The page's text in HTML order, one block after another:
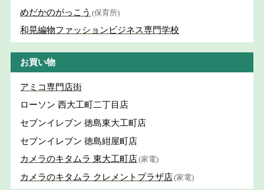
めだかのがっこう (保育所)
和晃編物ファッションビジネス専門学校
お買い物
アミコ専門店街
ローソン 西大工町二丁目店
セブンイレブン 徳島東大工町店
セブンイレブン 徳島紺屋町店
カメラのキタムラ 東大工町店(家電)
カメラのキタムラ クレメントプラザ店(家電)